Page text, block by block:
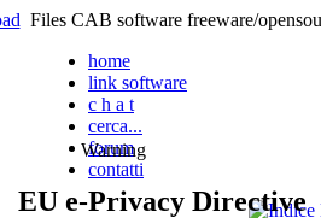
Files CAB software freeware/
Warning
EU e-Privacy Directive
home
link software
c h a t
cerca...
forum
contatti